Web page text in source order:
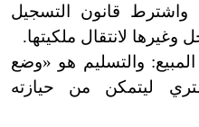
واشترط قانون التسجيل
لانتقال ملكيتها.
المبيع: والتسليم هو «وضع
ليتمكن من حيازته